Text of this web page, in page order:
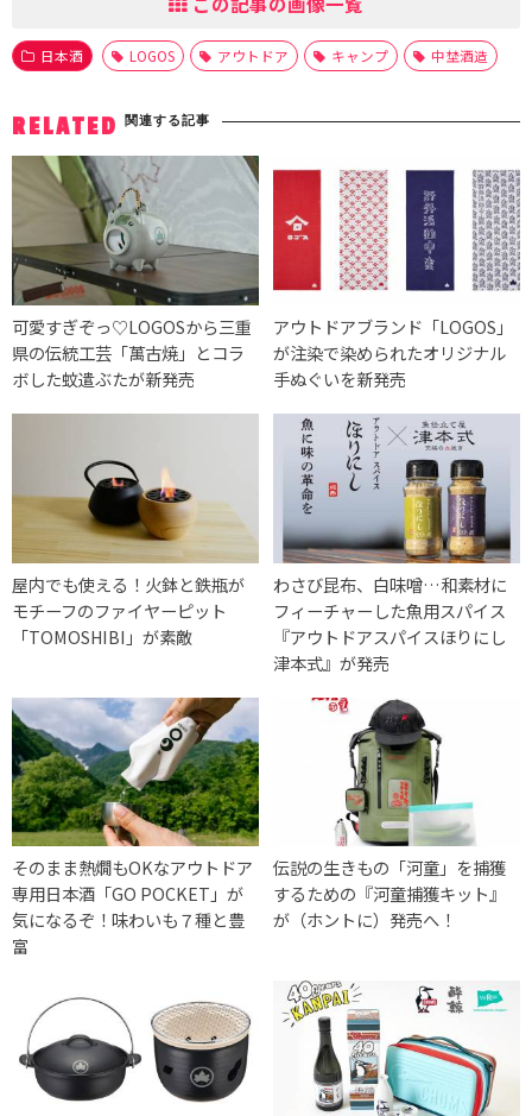
日本酒 LOGOS アウトドア キャンプ 中埜酒造
RELATED 関連する記事
可愛すぎぞっ♡LOGOSから三重
県の伝統工芸「萬古焼」とコラ
ボした蚊遣ぶたが新発売
アウトドアブランド「LOGOS」
が注染で染められたオリジナル
手ぬぐいを新発売
屋内でも使える！火鉢と鉄瓶が
モチーフのファイヤーピット
「TOMOSHIBI」が素敵
わさび昆布、白味噌…和素材に
フィーチャーした魚用スパイス
『アウトドアスパイスほりにし
津本式』が発売
そのまま熱燗もOKなアウトドア
専用日本酒「GO POCKET」が
気になるぞ！味わいも７種と豊
富
伝説の生きもの「河童」を捕獲
するための『河童捕獲キット』
が（ホントに）発売へ！